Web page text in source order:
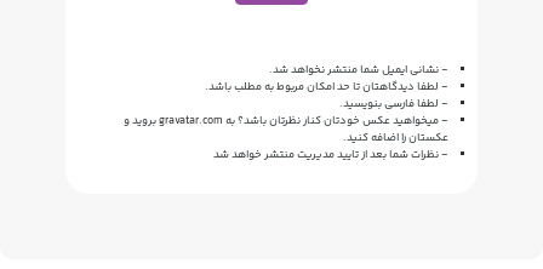
- نشانی ایمیل شما منتشر نخواهد شد.
- لطفا دیدگاهتان تا حد امکان مربوط به مطلب باشد.
- لطفا فارسی بنویسید.
- میخواهید عکس خودتان کنار نظرتان باشد؟ به gravatar.comبروید و
عکستان را اضافه کنید.
- نظرات شما بعد از تایید مدیریت منتشر خواهد شد